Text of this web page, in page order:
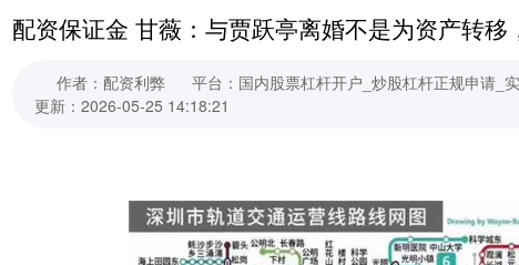
配资保证金 甘薇：与贾跃亭离婚不是为资产转移
作者：配资利弊 平台：国内股票杠杆开户_炒股杠杆正规申请_
更新：2026-05-25 14:18:21